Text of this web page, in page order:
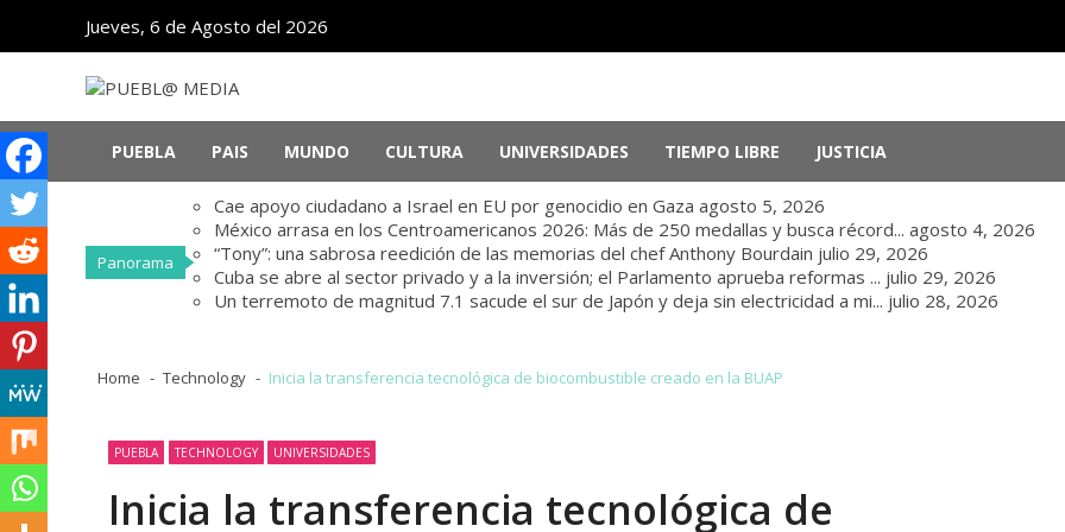
navigation
content
Jueves, 6 de Agosto del 2026
PUEBL@ MEDIA
Noticias de Puebla, México y el mundo
PUEBLA PAIS MUNDO CULTURA UNIVERSIDADES TIEMPO LIBRE JUSTICIA
Panorama
Cae apoyo ciudadano a Israel en EU por genocidio en Gaza agosto 5, 2026
México arrasa en los Centroamericanos 2026: Más de 250 medallas y busca récord... agosto 4, 2026
“Tony”: una sabrosa reedición de las memorias del chef Anthony Bourdain julio 29, 2026
Cuba se abre al sector privado y a la inversión; el Parlamento aprueba reformas ... julio 29, 2026
Un terremoto de magnitud 7.1 sacude el sur de Japón y deja sin electricidad a mi... julio 28, 2026
Home Technology Inicia la transferencia tecnológica de biocombustible creado en la BUAP
PUEBLA TECHNOLOGY UNIVERSIDADES
Inicia la transferencia tecnológica de